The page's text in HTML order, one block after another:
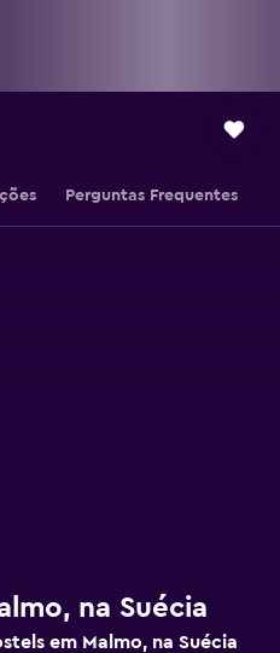
Perguntas Frequentes
na Suécia
em Malmo, na Suécia